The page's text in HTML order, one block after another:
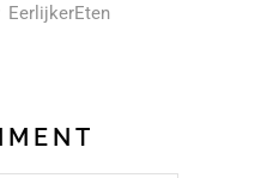
EerlijkerEten